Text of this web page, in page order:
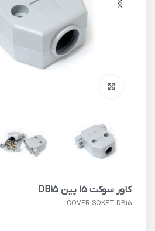
کاور سوکت 15 پین DB15
COVER SOKET DB15